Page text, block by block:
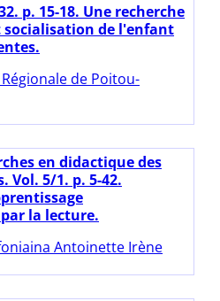
p. 15-18. Une recherche
socialisation de l'enfant
Régionale de Poitou-
en didactique des
Vol. 5/1. p. 5-42.
la lecture.
Antoinette Irène